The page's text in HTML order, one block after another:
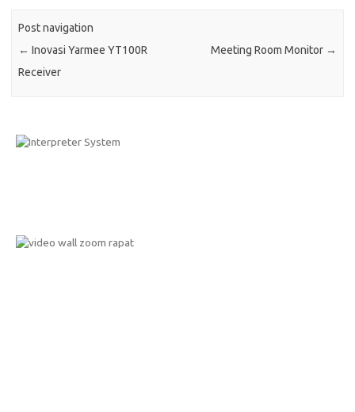
Post navigation
← Inovasi Yarmee YT100R
Receiver
Meeting Room Monitor →